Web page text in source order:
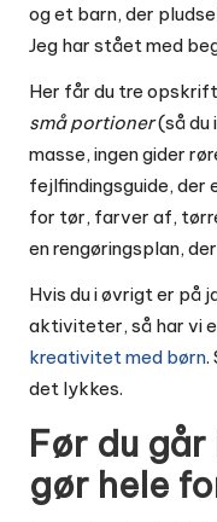
og et barn, der
Jeg har stået med
Her får du tre
små portioner(så du
masse, ingen gider
fejlfindingsguide, der
for tør, farver af,
en rengøringsplan,
Hvis du i øvrigt er på
aktiviteter, så har vi
kreativitet med børn.
det lykkes.
Før du
gør hele